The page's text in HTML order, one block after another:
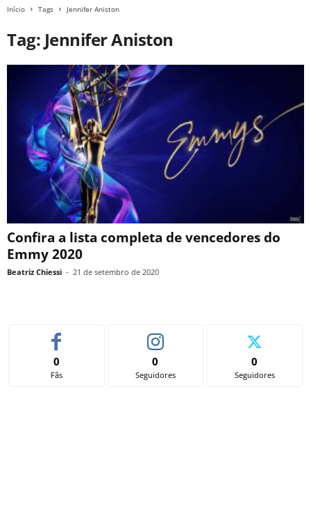
Início Tags Jennifer Aniston
Tag: Jennifer Aniston
Confira a lista completa de vencedores do
Emmy 2020
Beatriz Chiessi - 21 de setembro de 2020
0
Fãs
0
Seguidores
0
Seguidores